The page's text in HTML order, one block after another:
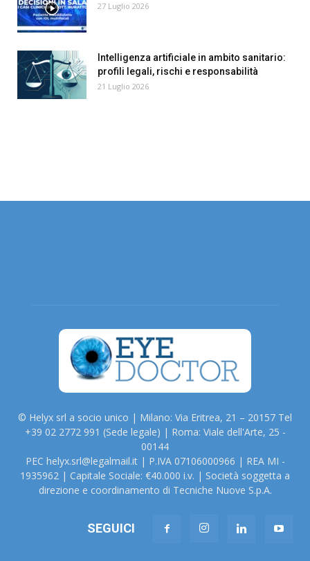
27 Luglio 2026
Intelligenza artificiale in ambito sanitario:
profili legali, rischi e responsabilità
21 Luglio 2026
© Helyx srl a socio unico | Milano: Via Eritrea, 21 – 20157 Tel
+39 02 2772 991 (Sede legale) | Roma: Viale dell'Arte, 25 -
00144
PEC helyx.srl@legalmail.it | P.IVA 07106000966 | REA MI -
1935962 | Capitale Sociale: €40.000 i.v. | Società soggetta a
direzione e coordinamento di Tecniche Nuove S.p.A.
SEGUICI